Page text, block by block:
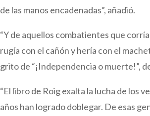
de las manos encadenadas”, añadió.
“Y de aquellos combatientes que
rugía con el cañón y hería con el
grito de “¡Independencia o muerte!”,
“El libro de Roig exalta la lucha de los
años han logrado doblegar. De esas